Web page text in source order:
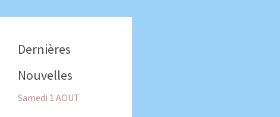
Dernières
Nouvelles
Samedi 1 AOUT